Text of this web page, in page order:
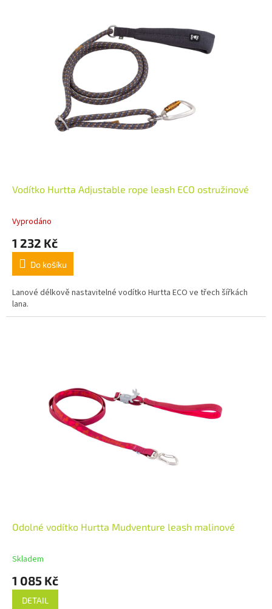
Vodítko Hurtta Adjustable rope leash ECO ostružinové
Vyprodáno
1 232 Kč
Do košíku
Lanové délkově nastavitelné vodítko Hurtta ECO ve třech šířkách
lana.
Odolné vodítko Hurtta Mudventure leash malinové
Skladem
1 085 Kč
DETAIL